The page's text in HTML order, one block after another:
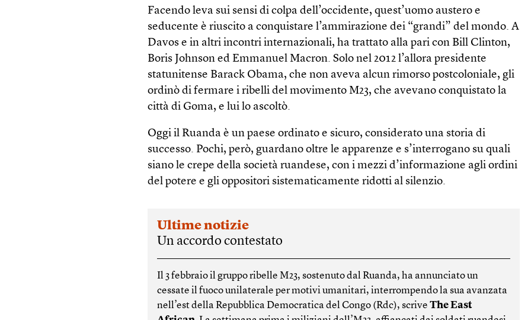
Facendo leva sui sensi di colpa dell’occidente, quest’uomo austero e
seducente è riuscito a conquistare l’ammirazione dei “grandi” del mondo. A
Davos e in altri incontri internazionali, ha trattato alla pari con Bill Clinton,
Boris Johnson ed Emmanuel Macron. Solo nel 2012 l’allora presidente
statunitense Barack Obama, che non aveva alcun rimorso postcoloniale, gli
ordinò di fermare i ribelli del movimento M23, che avevano conquistato la
città di Goma, e lui lo ascoltò.
Oggi il Ruanda è un paese ordinato e sicuro, considerato una storia di
successo. Pochi, però, guardano oltre le apparenze e s’interrogano su quali
siano le crepe della società ruandese, con i mezzi d’informazione agli ordini
del potere e gli oppositori sistematicamente ridotti al silenzio.
Ultime notizie
Un accordo contestato
Il 3 febbraio il gruppo ribelle M23, sostenuto dal Ruanda, ha annunciato un
cessate il fuoco unilaterale per motivi umanitari, interrompendo la sua avanzata
nell’est della Repubblica Democratica del Congo (Rdc), scriveThe East